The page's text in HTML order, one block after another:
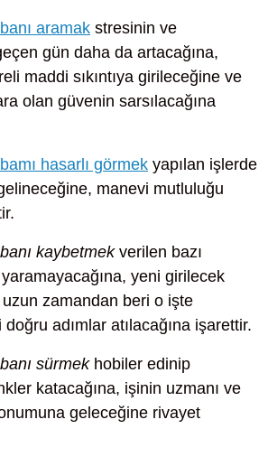
aramak stresinin ve
gün daha da artacağına,
maddi sıkıntıya girileceğine ve
olan güvenin sarsılacağına
hasarlı görmek yapılan işlerde
manevi mutluluğu
kaybetmekverilen bazı
yeni girilecek
zamandan beri o işte
doğru adımlar atılacağına işarettir.
sürmekhobiler edinip
katacağına, işinin uzmanı ve
geleceğine rivayet